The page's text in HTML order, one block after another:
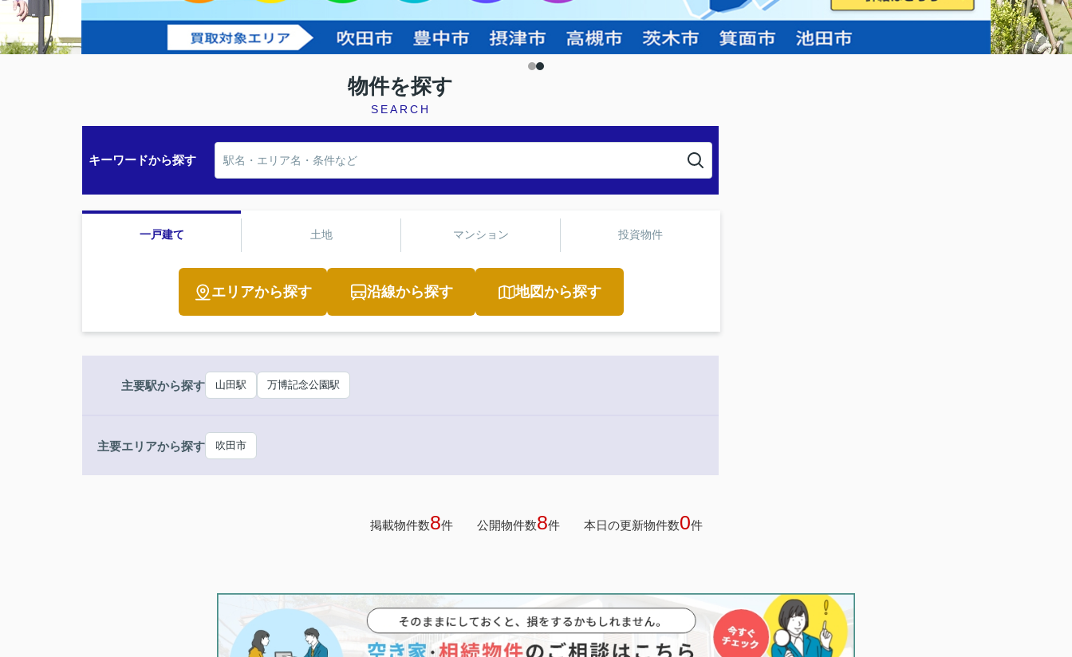
物件を探す
SEARCH
キーワードから探す
一戸建て 土地 マンション 投資物件
エリアから探す 沿線から探す 地図から探す
主要駅から探す 山田駅 万博記念公園駅
主要エリアから探す 吹田市
掲載物件数8件 公開物件数8件 本日の更新物件数0件